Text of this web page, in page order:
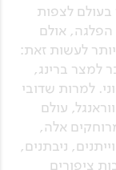
בעולם לצפות
אולם
לעשות זאת:
למצר ברינג,
למרות שדובי
עולם
אלה,
ניבתנים,
ציפורים